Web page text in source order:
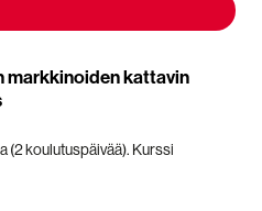
markkinoiden kattavin
(2 koulutuspäivää). Kurssi